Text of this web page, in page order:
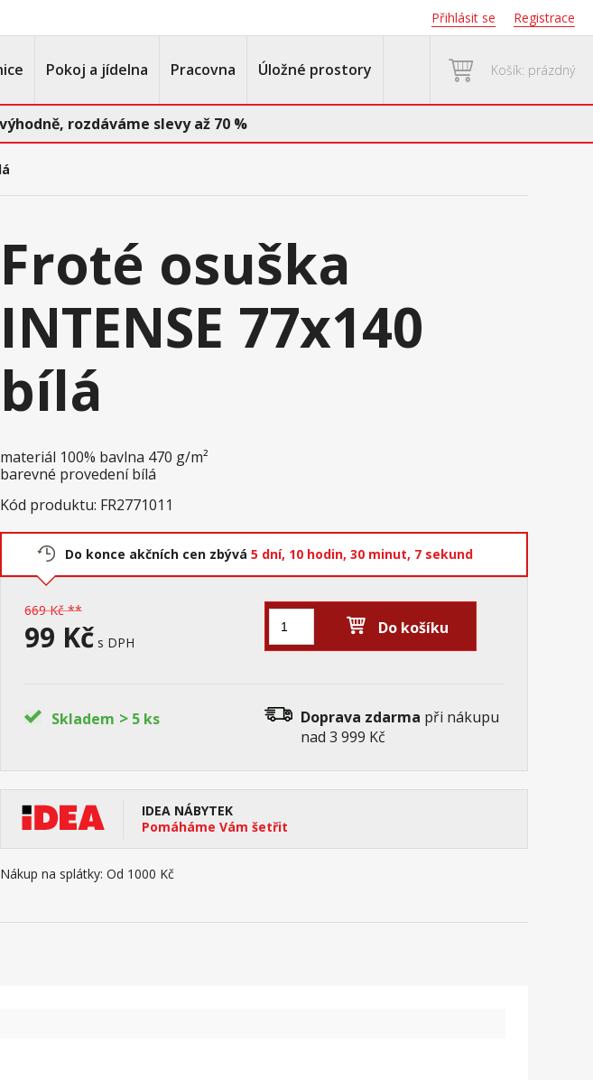
Přihlásit se Registrace
Pokoj a jídelna Pracovna Úložné prostory Košík: prázdný
rozdáváme slevy až 70 %
Froté osuška
INTENSE 77x140
bílá
materiál 100% bavlna 470 g/m²
barevné provedení bílá
Kód produktu: FR2771011
Do konce akčních cen zbývá 5 dní, 10 hodin, 30 minut, 6 sekund
669 Kč **
99 Kč s DPH
Do košíku
Skladem > 5 ks Doprava zdarma při nákupu
nad 3 999 Kč
IDEA NÁBYTEK
Pomáháme Vám šetřit
Nákup na splátky: Od 1000 Kč